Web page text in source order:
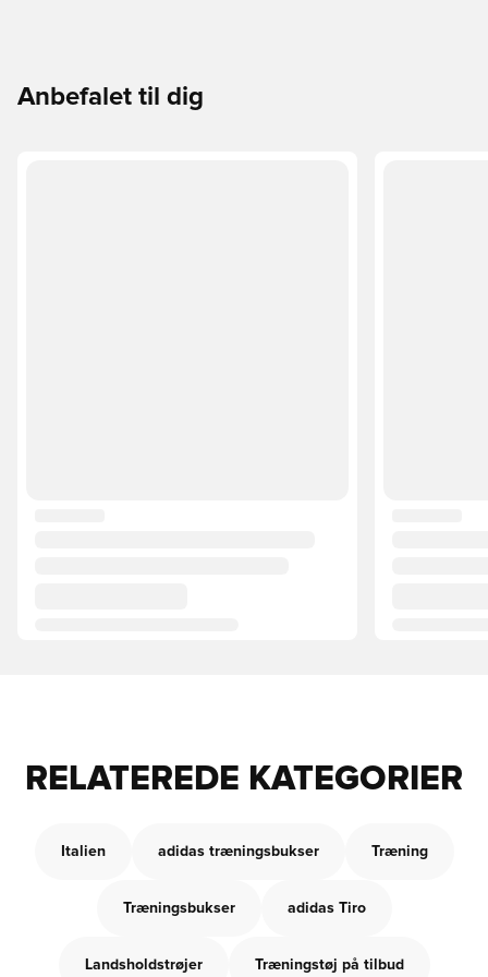
Anbefalet til dig
RELATEREDE KATEGORIER
Italien adidas træningsbukser Træning
Træningsbukser adidas Tiro
Landsholdstrøjer Træningstøj på tilbud